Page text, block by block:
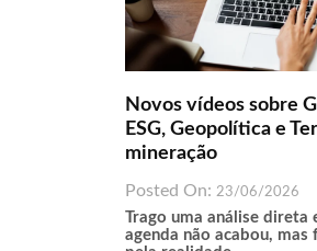
Novos vídeos sobre
ESG, Geopolítica e
mineração
Posted On: 23/06/2026
Trago uma análise direta
agenda não acabou,